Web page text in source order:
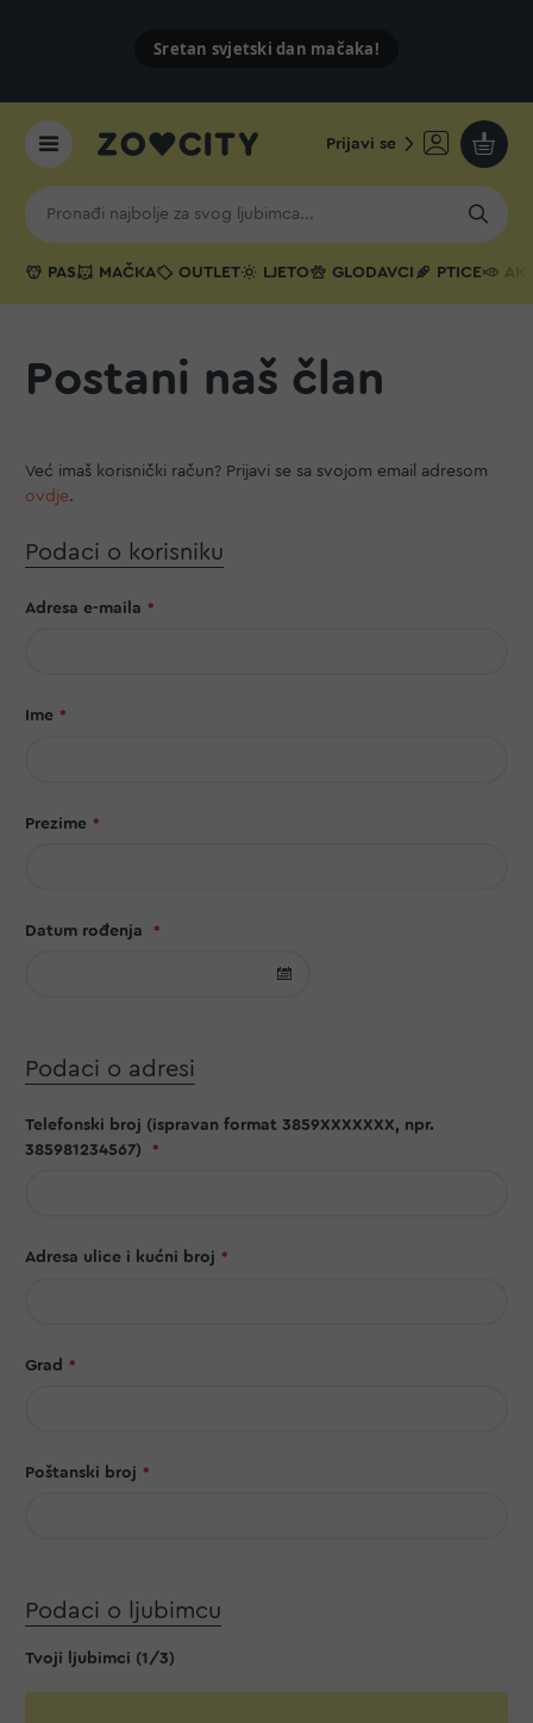
Sretan svjetski dan mačaka!
Prijavi se
Moja
PAS MAČKA OUTLET LJETO GLODAVCI PTICE
Postani naš član
Već imaš korisnički račun? Prijavi se sa svojom email adresom
ovdje.
Podaci o korisniku
Adresa e-maila
Ime
Prezime
Datum rođenja
Podaci o adresi
Telefonski broj (ispravan format 3859XXXXXXX, npr.
385981234567)
Adresa ulice i kućni broj
Grad
Poštanski broj
Podaci o ljubimcu
Tvoji ljubimci (1 /3)